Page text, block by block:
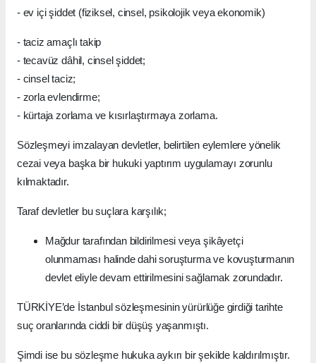
- ev içi şiddet (fiziksel, cinsel, psikolojik veya ekonomik)
- taciz amaçlı takip
- tecavüz dâhil, cinsel şiddet;
- cinsel taciz;
- zorla evlendirme;
- kürtaja zorlama ve kısırlaştırmaya zorlama.
Sözleşmeyi imzalayan devletler, belirtilen eylemlere yönelik
cezai veya başka bir hukuki yaptırım uygulamayı zorunlu
kılmaktadır.
Taraf devletler bu suçlara karşılık;
Mağdur tarafından bildirilmesi veya şikâyetçi
olunmaması halinde dahi soruşturma ve kovuşturmanın
devlet eliyle devam ettirilmesini sağlamak zorundadır.
TÜRKİYE’de İstanbul sözleşmesinin yürürlüğe girdiği tarihte
suç oranlarında ciddi bir düşüş yaşanmıştı.
Şimdi ise bu sözleşme hukuka aykırı bir şekilde kaldırılmıştır.